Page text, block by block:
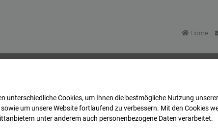
Home
Archiv 2026 07 08 06:25
unterschiedliche Cookies, um Ihnen die best­mögliche Nutzung
um unsere Website fortlaufend zu verbessern. Mit den Cookies
unter anderem auch personenbezogene Daten verarbeitet.